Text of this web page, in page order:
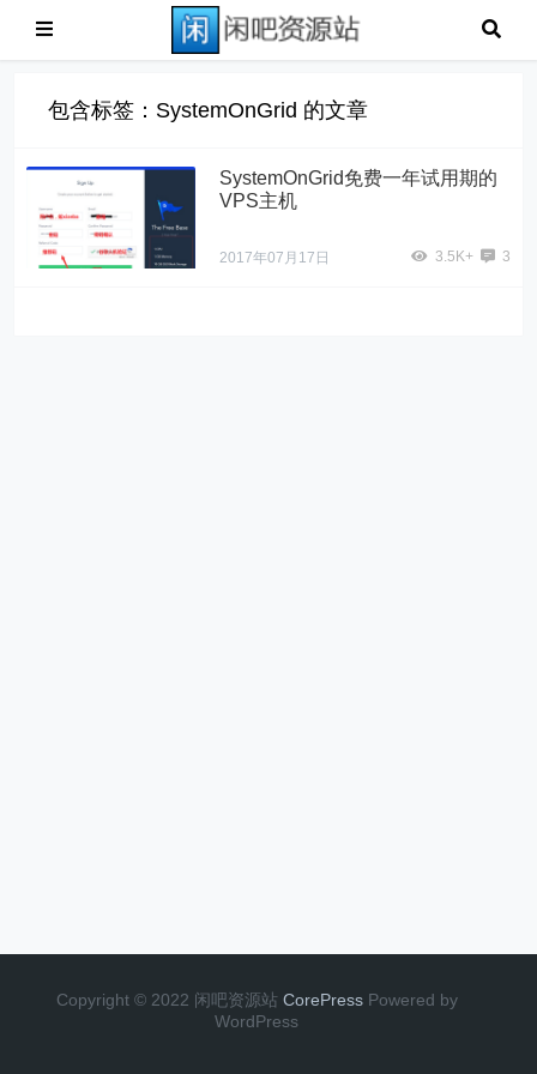
包含标签：SystemOnGrid 的文章
SystemOnGrid免费一年试用期的
VPS主机
2017年07月17日 3.5K+ 3
Copyright © 2022 闲吧资源站 CorePress Powered by
WordPress